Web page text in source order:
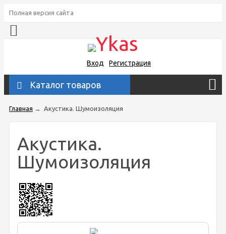
Полная версия сайта
Вход Регистрация
Каталог товаров
Главная → Акустика. Шумоизоляция
Акустика.
Шумоизоляция